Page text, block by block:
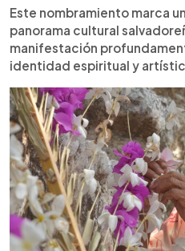
una reunión en Nueva
inscripción, El Salvador
mapa mundial de
destacando la
el patrimonio cultural
generación.
Este nombramiento marca
panorama cultural
manifestación
identidad espiritual y